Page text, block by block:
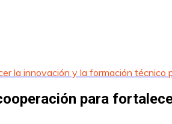
la innovación y la formación técnico
para